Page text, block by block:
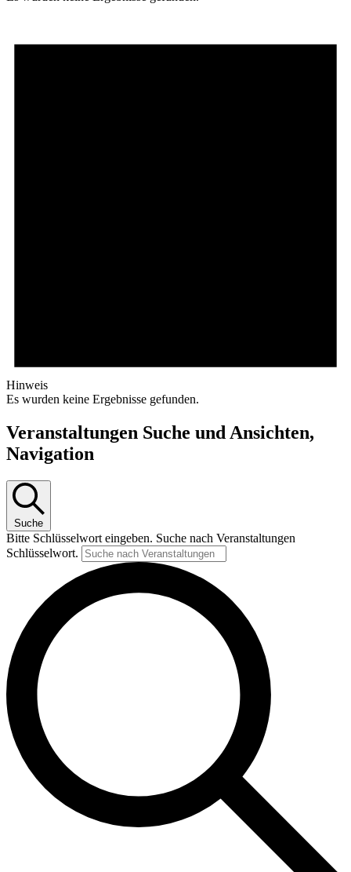
Hinweis
Es wurden keine Ergebnisse gefunden.
Veranstaltungen Suche und Ansichten,
Navigation
Suche
Bitte Schlüsselwort eingeben. Suche nach Veranstaltungen
Schlüsselwort.